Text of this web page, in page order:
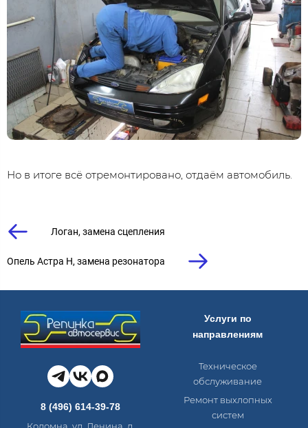
Но в итоге всё отремонтировано, отдаём автомобиль.
Логан, замена сцепления
Опель Астра Н, замена резонатора
8 (496) 614-39-78
Услуги по
направлениям
Техническое
обслуживание
Ремонт выхлопных
систем